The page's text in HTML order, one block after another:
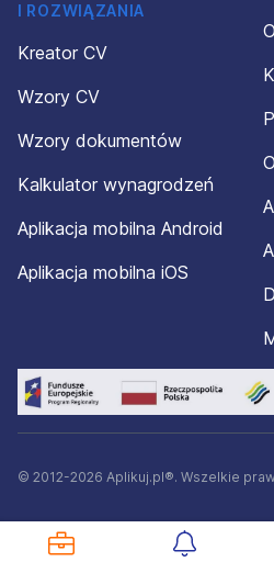
I ROZWIĄZANIA
Kreator CV
Wzory CV
Wzory dokumentów
Kalkulator wynagrodzeń
Aplikacja mobilna Android
Aplikacja mobilna iOS
© 2012-2026 Aplikuj.pl®. Wszelkie